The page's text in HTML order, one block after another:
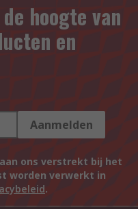
hoogte van
en
Aanmelden
ons verstrekt bij het
worden verwerkt in
.